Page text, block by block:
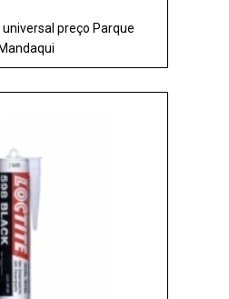
preço Parque
Mandaqui